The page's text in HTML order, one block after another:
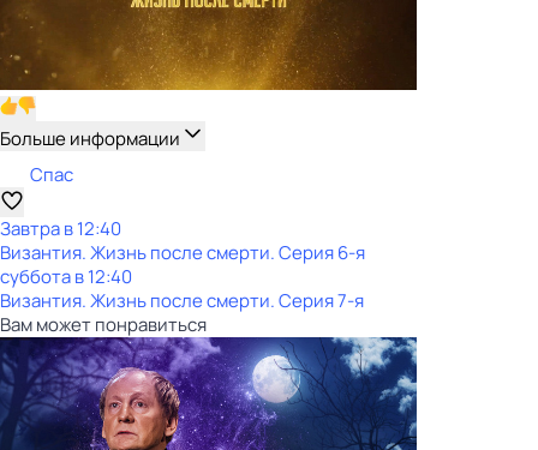
Больше информации
Спас
Завтра в 12:40
Византия. Жизнь после смерти. Серия 6-я
субботав12:40
Византия. Жизнь после смерти. Серия 7-я
Вам может понравиться